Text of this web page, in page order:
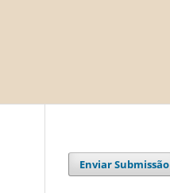
Enviar Submissão